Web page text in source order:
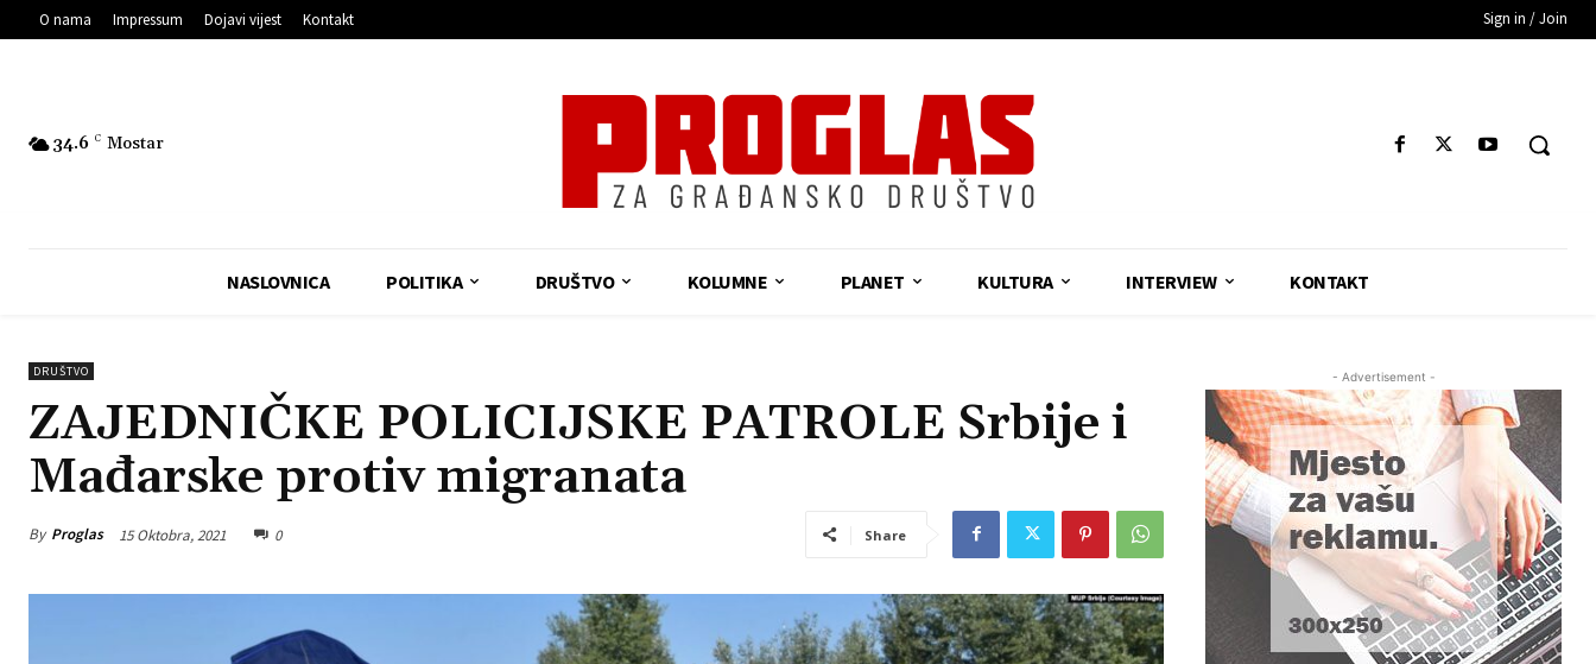
O nama Impressum Dojavi vijest Kontakt Sign in / Join
34.6 C Mostar
NASLOVNICA POLITIKA DRUŠTVO KOLUMNE PLANET KULTURA INTERVIEW KONTAKT
DRUŠTVO
ZAJEDNIČKE POLICIJSKE PATROLE Srbije i
Mađarske protiv migranata
By Proglas 15 Oktobra, 2021 0 Share
- Advertisement -